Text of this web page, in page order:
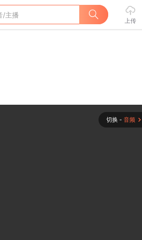
上传
切换 - 音频